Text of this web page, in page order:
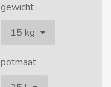
gewicht
potmaat